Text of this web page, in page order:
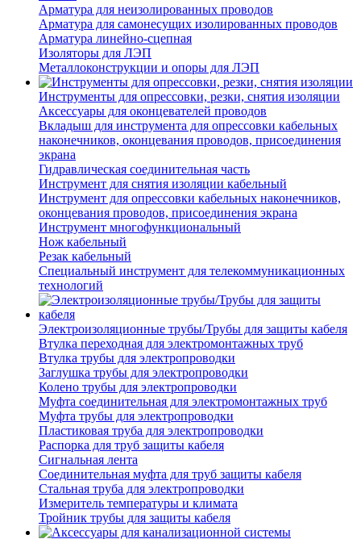
Арматура для неизолированных проводов
Арматура для самонесущих изолированных проводов
Арматура линейно-сцепная
Изоляторы для ЛЭП
Металлоконструкции и опоры для ЛЭП
Инструменты для опрессовки, резки, снятия изоляции
Аксессуары для оконцевателей проводов
Вкладыш для инструмента для опрессовки кабельных
наконечников, оконцевания проводов, присоединения
экрана
Гидравлическая соединительная часть
Инструмент для снятия изоляции кабельный
Инструмент для опрессовки кабельных наконечников,
оконцевания проводов, присоединения экрана
Инструмент многофункциональный
Нож кабельный
Резак кабельный
Специальный инструмент для телекоммуникационных
технологий
Электроизоляционные трубы/Трубы для защиты кабеля
Втулка переходная для электромонтажных труб
Втулка трубы для электропроводки
Заглушка трубы для электропроводки
Колено трубы для электропроводки
Муфта соединительная для электромонтажных труб
Муфта трубы для электропроводки
Пластиковая труба для электропроводки
Распорка для труб защиты кабеля
Сигнальная лента
Соединительная муфта для труб защиты кабеля
Стальная труба для электропроводки
Измеритель температуры и климата
Тройник трубы для защиты кабеля